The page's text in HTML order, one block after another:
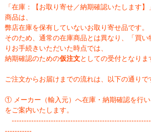
「在庫：【お取り寄せ／納期確認いたします
商品は、
弊店在庫を保有していないお取り寄せ品です。
そのため、通常の在庫商品とは異なり、「買い
りお手続きいただいた時点では、
納期確認のための仮注文としての受付となりま
ご注文からお届けまでの流れは、以下の通りで
① メーカー（輸入元）へ在庫・納期確認を行
をご案内いたします。
-----------